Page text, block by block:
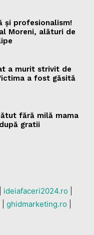
și profesionalism!
Moreni, alături de
a murit strivit de
a fost găsită
fără milă mama
gratii
ideiafaceri2024.ro
ghidmarketing.ro